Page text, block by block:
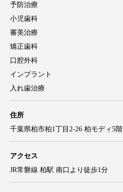
予防治療
小児歯科
審美治療
矯正歯科
口腔外科
インプラント
入れ歯治療
住所
千葉県柏市柏1丁目2-26 柏モディ5階
アクセス
JR常磐線 柏駅 南口より徒歩1分